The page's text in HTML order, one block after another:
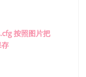
按照图片把